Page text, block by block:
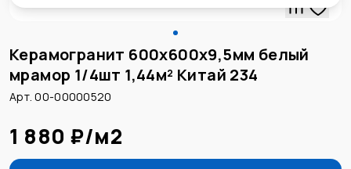
Керамогранит 600х600х9,5мм белый
мрамор 1/4шт 1,44м² Китай 234
Арт. 00-00000520
1 880 ₽/м2